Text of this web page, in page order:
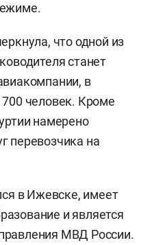
что одной из
станет
в
человек. Кроме
намерено
перевозчика на
в Ижевске, имеет
и является
МВД России.